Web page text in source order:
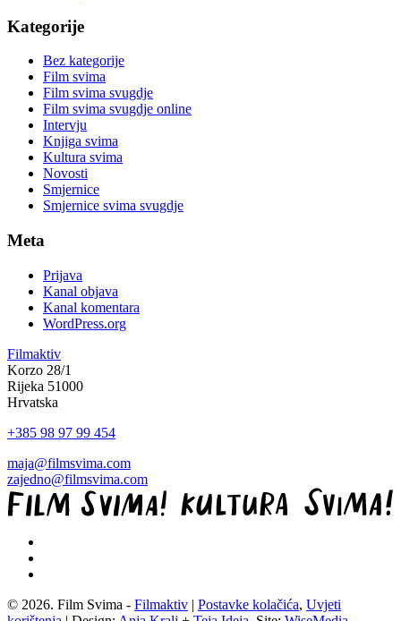
Kategorije
Bez kategorije
Film svima
Film svima svugdje
Film svima svugdje online
Intervju
Knjiga svima
Kultura svima
Novosti
Smjernice
Smjernice svima svugdje
Meta
Prijava
Kanal objava
Kanal komentara
WordPress.org
Filmaktiv
Korzo 28/1
Rijeka 51000
Hrvatska
+385 98 97 99 454
maja@filmsvima.com
zajedno@filmsvima.com
© 2026. Film Svima - Filmaktiv | Postavke kolačića, Uvjeti